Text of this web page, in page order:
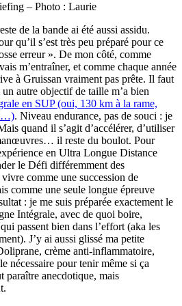
– Photo : Laurie
de la bande ai été aussi assidu.
qu’il s’est très peu préparé pour ce
erreur ». De mon côté, comme
m’entraîner, et comme chaque année
à Gruissan vraiment pas prête. Il faut
autre objectif de taille m’a bien
en SUP (oui, 130 km à la rame,
. Niveau endurance, pas de souci : je
quand il s’agit d’accélérer, d’utiliser
il reste du boulot. Pour
en Ultra Longue Distance
le Défi différemment des
comme une succession de
comme une seule longue épreuve
: je me suis préparée exactement le
Intégrale, avec de quoi boire,
passent bien dans l’effort (aka les
J’y ai aussi glissé ma petite
crème anti-inflammatoire,
nécessaire pour tenir même si ça
paraître anecdotique, mais